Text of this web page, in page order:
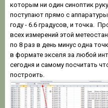
которым ни один синоптик
поступают прямо с
году - 6.6 градусов, и точка.
всех измерений этой
по 8 раз в день минус одна
в формате экселя за любой
сегодня и самому посчитать
построить.